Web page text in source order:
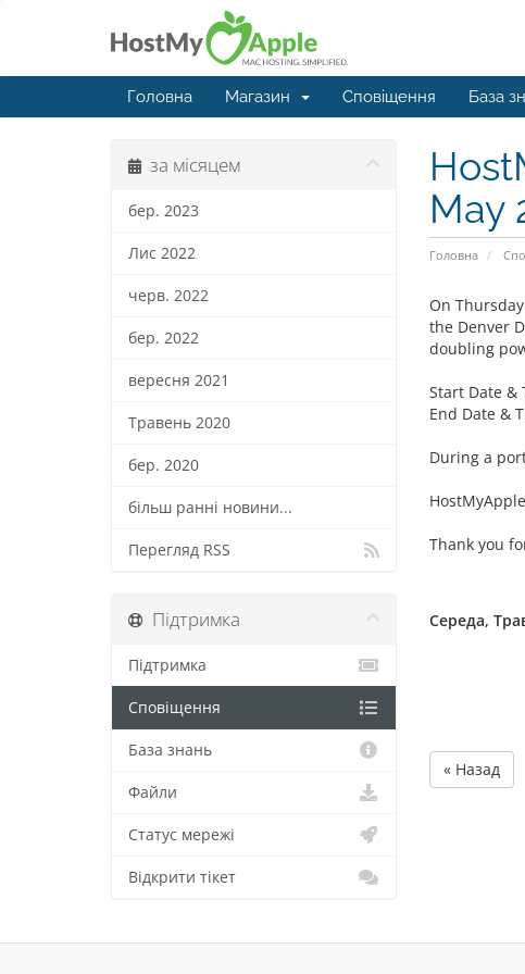
Головна Магазин Сповіщення База
May
Головна
за місяцем
бер. 2023
Лис 2022
черв. 2022
бер. 2022
вересня 2021
Травень 2020
бер. 2020
більш ранні новини...
Перегляд RSS
On
the Denver
doubling
Start Date &
End Date &
During a
Thank you
Середа,
« Назад
Підтримка
Підтримка
Сповіщення
База знань
Файли
Статус мережі
Відкрити тікет